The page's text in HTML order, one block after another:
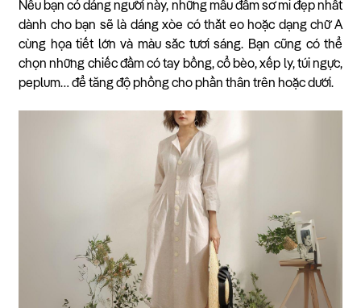
Nếu bạn có dáng người này, những mẫu đầm sơ mi đẹp nhất
dành cho bạn sẽ là dáng xòe có thắt eo hoặc dạng chữ A
cùng họa tiết lớn và màu sắc tươi sáng. Bạn cũng có thể
chọn những chiếc đầm có tay bồng, cổ bèo, xếp ly, túi ngực,
peplum… để tăng độ phồng cho phần thân trên hoặc dưới.